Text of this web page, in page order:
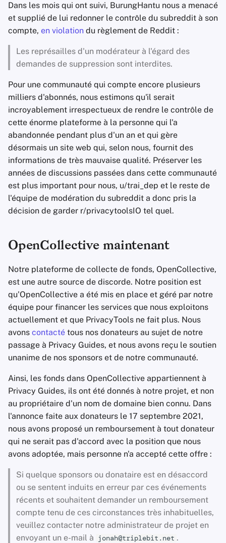
Dans les mois qui ont suivi, BurungHantu nous a menacé
et supplié de lui redonner le contrôle du subreddit à son
compte, en violation du règlement de Reddit :
Les représailles d'un modérateur à l'égard des
demandes de suppression sont interdites.
Pour une communauté qui compte encore plusieurs
milliers d'abonnés, nous estimons qu'il serait
incroyablement irrespectueux de rendre le contrôle de
cette énorme plateforme à la personne qui l'a
abandonnée pendant plus d'un an et qui gère
désormais un site web qui, selon nous, fournit des
informations de très mauvaise qualité. Préserver les
années de discussions passées dans cette communauté
est plus important pour nous, u/trai_dep et le reste de
l'équipe de modération du subreddit a donc pris la
décision de garder r/privacytoolsIO tel quel.
OpenCollective maintenant
Notre plateforme de collecte de fonds, OpenCollective,
est une autre source de discorde. Notre position est
qu'OpenCollective a été mis en place et géré par notre
équipe pour financer les services que nous exploitons
actuellement et que PrivacyTools ne fait plus. Nous
avons contacté tous nos donateurs au sujet de notre
passage à Privacy Guides, et nous avons reçu le soutien
unanime de nos sponsors et de notre communauté.
Ainsi, les fonds dans OpenCollective appartiennent à
Privacy Guides, ils ont été donnés à notre projet, et non
au propriétaire d'un nom de domaine bien connu. Dans
l'annonce faite aux donateurs le 17 septembre 2021,
nous avons proposé un remboursement à tout donateur
qui ne serait pas d'accord avec la position que nous
avons adoptée, mais personne n'a accepté cette offre :
Si quelque sponsors ou donataire est en désaccord
ou se sentent induits en erreur par ces événements
récents et souhaitent demander un remboursement
compte tenu de ces circonstances très inhabituelles,
veuillez contacter notre administrateur de projet en
envoyant un e-mail à
jonah@triplebit.net .